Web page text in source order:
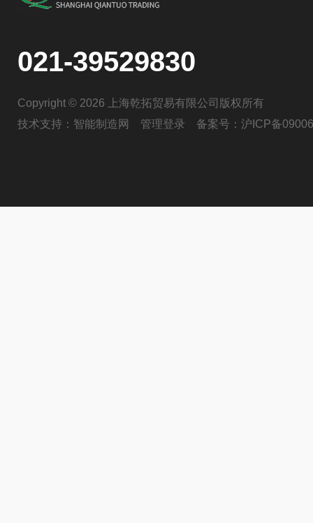
021-39529830
Copyright © 2026 上海乾拓贸易有限公司版权所有
技术支持： 智能制造网 管理登录 备案号： 沪ICP备